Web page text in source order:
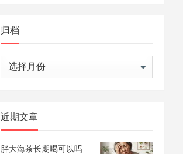
归档
归
档
近期文章
胖大海茶长期喝可以吗